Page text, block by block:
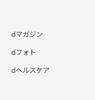
dマガジン
dフォト
dヘルスケア